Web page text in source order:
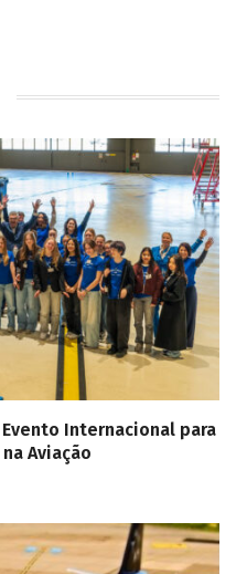
Internacional para
Aviação